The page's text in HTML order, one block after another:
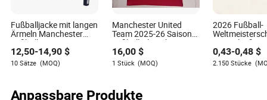
Caroline Graham Hansen (Norwegen, Barcelona)
Barbra Banda (Sambia, Orlando Pride)
Sandy Baltimore (Frankreich, Chelsea)
Fußballjacke mit langen
Ärmeln Manchester
Fußballverein Herren
Trainingsjersey Jacke
neueste
Trainingsanzug
12,50-14,90 $
10 Sätze (MOQ)
Manchester United
Team 2025-26 Saison
Fußballtrikots können
Namen und Nummern
drucken
16,00$
1 Stück (MOQ)
2026 Fußball-
Neues heißes
Manchester
0,43-0,48 $
2.150 Stücke
Anpassbare Produkte